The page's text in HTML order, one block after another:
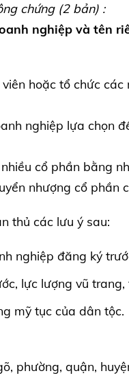
chứng (2 bản) :
nghiệp và tên
hoặc tổ chức
nghiệp lựa chọn
cổ phần bằng
nhượng cổ phần
thủ các lưu ý sau:
nghiệp đăng ký
lực lượng vũ
mỹ tục của dân tộc.
phường, quận,